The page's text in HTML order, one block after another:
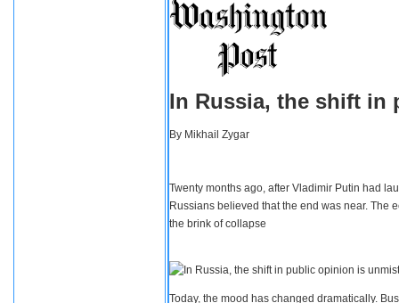
In Russia, the shift in
By Mikhail Zygar
Twenty months ago, after Vladimir Putin had
Russians believed that the end was near. The
the brink of collapse
Today, the mood has changed dramatically.